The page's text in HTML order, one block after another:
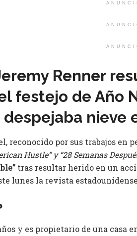
Renner
festejo de Año
nieve
reconocido por sus trabajos en
Hustle” y “28 Semanas
tras resultar herido en un
lunes la revista
y es propietario de una